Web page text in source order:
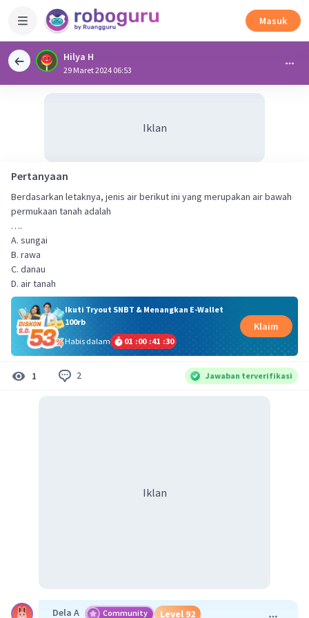
Masuk
Hilya H
29 Maret 2024 06:53
Iklan
Pertanyaan
Berdasarkan letaknya, jenis air berikut ini yang merupakan air bawah
permukaan tanah adalah
….
A. sungai
B. rawa
C. danau
D. air tanah
Ikuti Tryout SNBT & Menangkan E-Wallet
100rb
Habis dalam
01 :00 :41 :29
Klaim
1 2 Jawaban terverifikasi
Iklan
Dela A Community Level 92